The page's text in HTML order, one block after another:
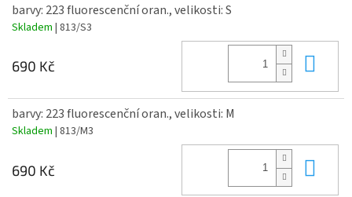
barvy: 223 fluorescenční oran., velikosti: S
Skladem | 813/S3
690 Kč
barvy: 223 fluorescenční oran., velikosti: M
Skladem | 813/M3
690 Kč